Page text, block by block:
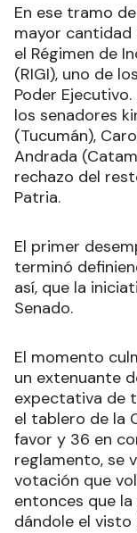
En ese tramo
mayor
el Régimen de
(RIGI), uno de
Poder
los senadores
(Tucumán),
Andrada
rechazo del
Patria.
El primer
terminó
así, que la
Senado.
El momento
un extenuante
expectativa de
el tablero de la
favor y 36 en
reglamento, se
votación que
entonces que
dándole el